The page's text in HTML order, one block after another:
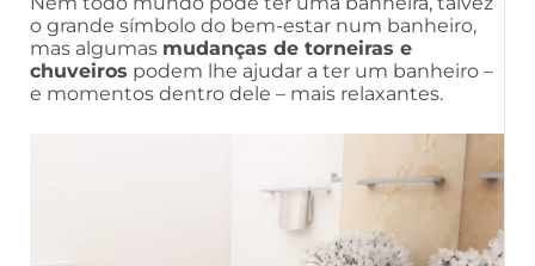
o grande símbolo do bem-estar num banheiro,
mas algumas mudanças de torneiras e
chuveiros podem lhe ajudar a ter um banheiro –
e momentos dentro dele – mais relaxantes.